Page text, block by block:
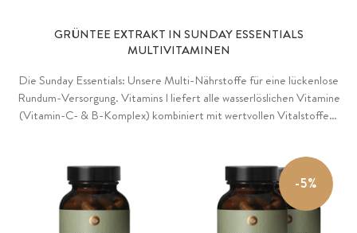
GRÜNTEE EXTRAKT IN SUNDAY ESSENTIALS
MULTIVITAMINEN
Die Sunday Essentials: Unsere Multi-Nährstoffe für eine lückenlose
Rundum-Versorgung. Vitamins I liefert alle wasserlöslichen Vitamine
(Vitamin-C- & B-Komplex) kombiniert mit wertvollen Vitalstoffen,
hochdosierte Forte-Variante. ALL IN ONE liefert alle wichtigen
Nährstoffe in einem einzigen Präparat.
-5%